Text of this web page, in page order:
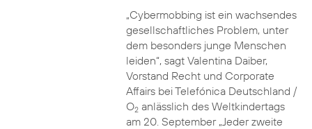
„Cybermobbing ist ein wachsendes
gesellschaftliches Problem, unter
dem besonders junge Menschen
leiden“, sagt Valentina Daiber,
Vorstand Recht und Corporate
Affairs bei Telefónica Deutschland /
O2anlässlich des Weltkindertags
am 20. September „Jeder zweite